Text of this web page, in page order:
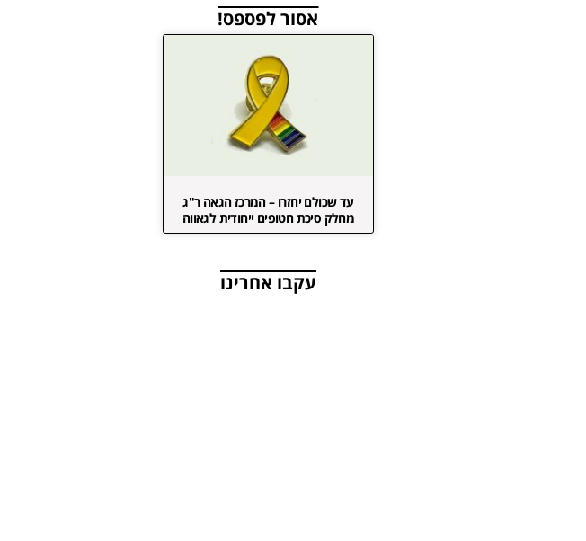
אסור לפספס!
עד שכולם יחזרו – המרכז הגאה ר"ג
מחלק סיכת חטופים ייחודית לגאווה
עקבו אחרינו